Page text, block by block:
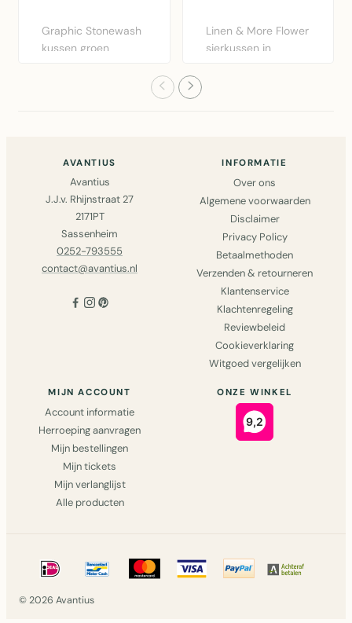
Graphic Stonewash
kussen groen
Linen & More Flower
sierkussen in
AVANTIUS
Avantius
J.J.v. Rhijnstraat 27
2171PT
Sassenheim
0252-793555
contact@avantius.nl
INFORMATIE
Over ons
Algemene voorwaarden
Disclaimer
Privacy Policy
Betaalmethoden
Verzenden & retourneren
Klantenservice
Klachtenregeling
Reviewbeleid
Cookieverklaring
Witgoed vergelijken
MIJN ACCOUNT
Account informatie
Herroeping aanvragen
Mijn bestellingen
Mijn tickets
Mijn verlanglijst
Alle producten
ONZE WINKEL
© 2026 Avantius